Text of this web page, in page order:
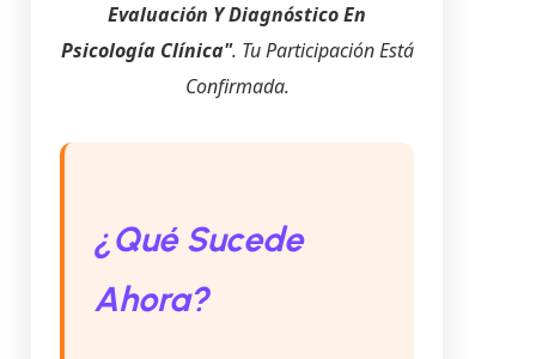
Evaluación Y Diagnóstico En
Psicología Clínica". Tu Participación Está
Confirmada.
¿Qué Sucede
Ahora?